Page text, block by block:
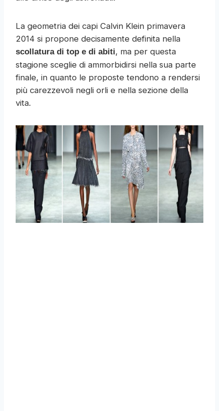
La geometria dei capi Calvin Klein primavera
2014 si propone decisamente definita nella
scollatura di top e di abiti, ma per questa
stagione sceglie di ammorbidirsi nella sua parte
finale, in quanto le proposte tendono a rendersi
più carezzevoli negli orli e nella sezione della
vita.